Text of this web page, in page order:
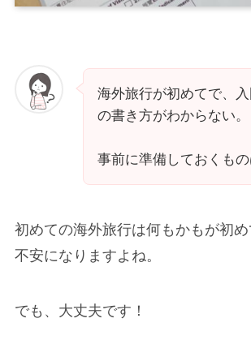
海外旅行が初めてで、
の書き方がわからない。
事前に準備しておくもの
初めての海外旅行は何もかもが初
不安になりますよね。
でも、大丈夫です！